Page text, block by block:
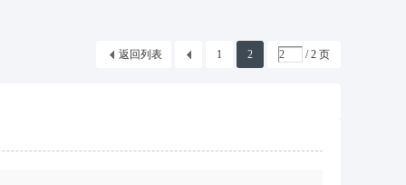
1 2 / 2 页
返回列表